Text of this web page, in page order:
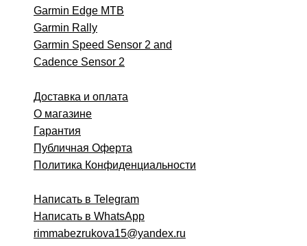
Доставка и оплата
О магазине
Гарантия
Публичная Оферта
Политика Конфиденциальности
Написать в Telegram
Написать в WhatsApp
rimmabezrukova15@yandex.ru
Garmin Edge MTB
Garmin Rally
Garmin Speed Sensor 2 and
Cadence Sensor 2